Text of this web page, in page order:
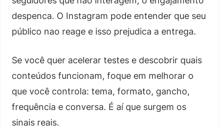
despenca. O Instagram pode entender que seu
público nao reage e isso prejudica a entrega.
Se você quer acelerar testes e descobrir quais
conteúdos funcionam, foque em melhorar o
que você controla: tema, formato, gancho,
frequência e conversa. É aí que surgem os
sinais reais.